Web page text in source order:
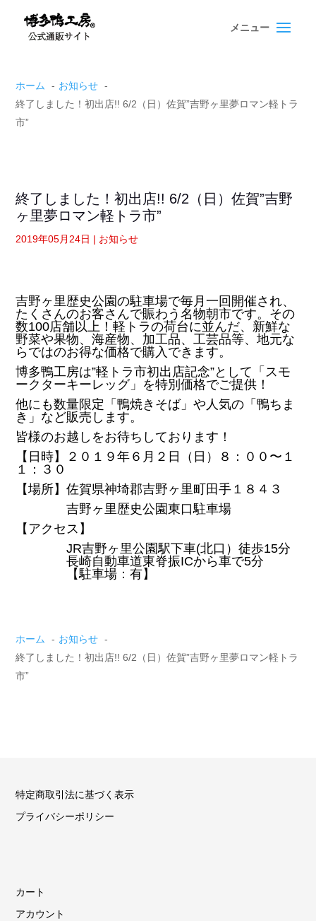
content
content
ホーム
お知らせ
終了しました！初出店!! 6/2（日）佐賀”吉野ヶ里夢ロマン軽トラ
市”
終了しました！初出店!! 6/2（日）佐賀”吉野
ヶ里夢ロマン軽トラ市”
2019年05月24日 | お知らせ
吉野ヶ里歴史公園の駐車場で毎月一回開催され、
たくさんのお客さんで賑わう名物朝市です。その
数100店舗以上！軽トラの荷台に並んだ、新鮮な
野菜や果物、海産物、加工品、工芸品等、地元な
らではのお得な価格で購入できます。
博多鴨工房は”軽トラ市初出店記念”として「スモ
ークターキーレッグ」を特別価格でご提供！
他にも数量限定「鴨焼きそば」や人気の「鴨ちま
き」など販売します。
皆様のお越しをお待ちしております！
【日時】２０１９年６月２日（日）８：００〜１
１：３０
【場所】佐賀県神埼郡吉野ヶ里町田手１８４３
吉野ヶ里歴史公園東口駐車場
【アクセス】
JR吉野ヶ里公園駅下車(北口）徒歩15分
長崎自動車道東脊振ICから車で5分
【駐車場：有】
ホーム
お知らせ
終了しました！初出店!! 6/2（日）佐賀”吉野ヶ里夢ロマン軽トラ
市”
特定商取引法に基づく表示
プライバシーポリシー
カート
アカウント